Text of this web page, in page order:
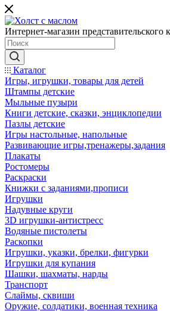
Интернет-магазин представительского
Каталог
Игры, игрушки, товары для детей
Штампы детские
Мыльные пузыри
Книги детские, сказки, энциклопедии
Пазлы детские
Игры настольные, напольные
Развивающие игры,тренажеры,задания
Плакаты
Ростомеры
Раскраски
Книжки с заданиями,прописи
Игрушки
Надувные круги
3D игрушки-антистресс
Водяные пистолеты
Раскопки
Игрушки, указки, брелки, фигурки
Игрушки для купания
Шашки, шахматы, нарды
Транспорт
Слаймы, сквиши
Оружие, солдатики, военная техника